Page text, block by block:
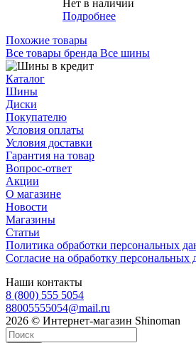
Нет в наличии
Подробнее
Похожие товары
Все товары бренда Все шины
Каталог
Шины
Диски
Покупателю
Условия оплаты
Условия доставки
Гарантия на товар
Вопрос-ответ
Акции
О магазине
Новости
Магазины
Статьи
Политика обработки персональных
Согласие на обработку персональных
Наши контакты
8 (800) 555 5054
88005555054@mail.ru
2026 © Интернет-магазин Shinoman